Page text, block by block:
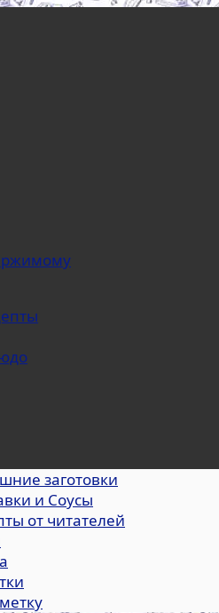
заготовки
и Соусы
от читателей